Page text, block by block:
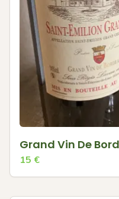
Grand Vin De
15 €